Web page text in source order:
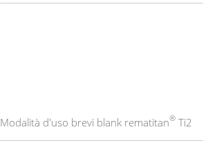
Modalità d'uso brevi blank rematitan® Ti2